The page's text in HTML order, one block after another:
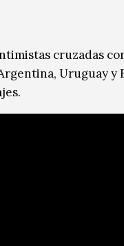
cruzadas
Uruguay y